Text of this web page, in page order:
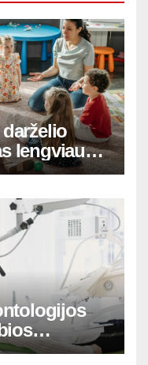
lengviau